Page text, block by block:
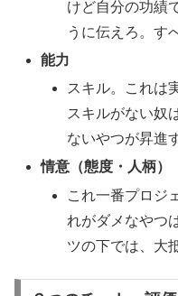
けど自分の功績
うに伝えろ。す
能力
スキル。これは
スキルがない奴
ないやつが昇進
情意（態度・人柄）
これ一番プロジ
れがダメなやつ
ツの下では、大